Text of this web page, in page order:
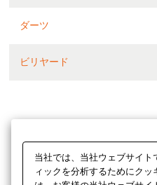
ダーツ
ビリヤード
当社では、当社ウェブサイ
ィックを分析するためにク